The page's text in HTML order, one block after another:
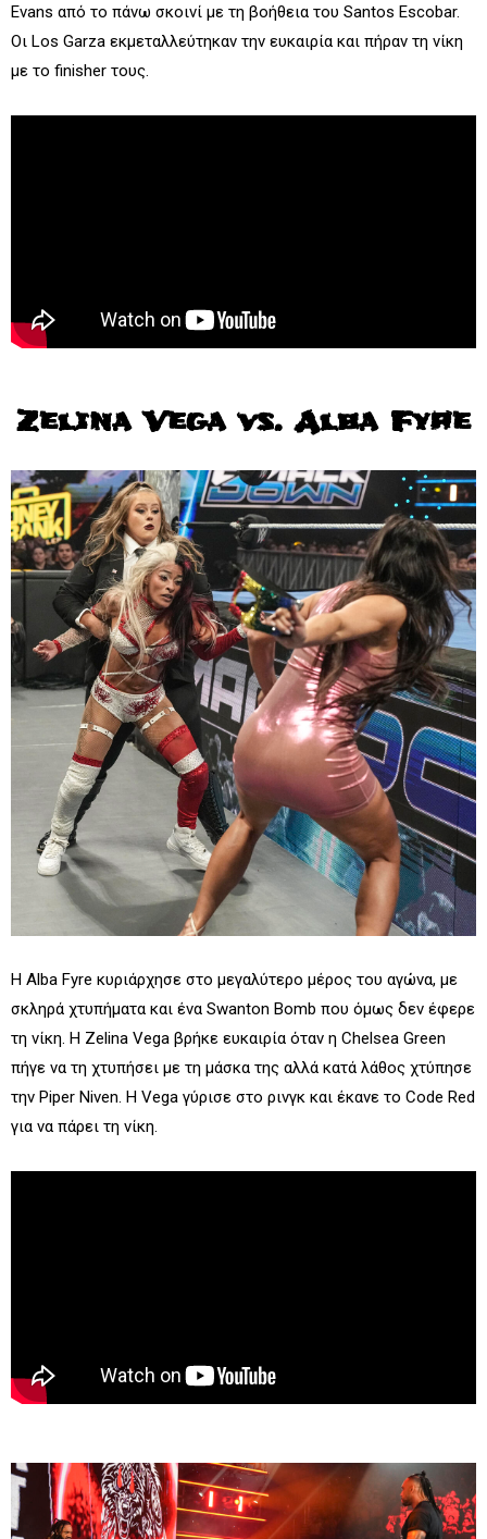
Evans από το πάνω σκοινί με τη βοήθεια του Santos Escobar.
Οι Los Garza εκμεταλλεύτηκαν την ευκαιρία και πήραν τη νίκη
με το finisher τους.
Zelina Vega vs. Alba Fyre
Η Alba Fyre κυριάρχησε στο μεγαλύτερο μέρος του αγώνα, με
σκληρά χτυπήματα και ένα Swanton Bomb που όμως δεν έφερε
τη νίκη. Η Zelina Vega βρήκε ευκαιρία όταν η Chelsea Green
πήγε να τη χτυπήσει με τη μάσκα της αλλά κατά λάθος χτύπησε
την Piper Niven. Η Vega γύρισε στο ρινγκ και έκανε το Code Red
για να πάρει τη νίκη.